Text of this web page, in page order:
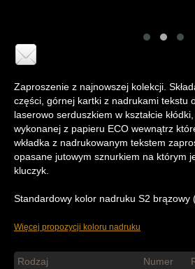
Zaproszenie z najnowszej kolekcji.
części, górnej kartki z nadrukami tekstu
laserowo serduszkiem w kształcie
wykonanej z papieru ECO wewnątrz
wkładka z nadrukowanym tekstem
opasane jutowym sznurkiem na którym
kluczyk.
Standardowy kolor nadruku S2 brązowy
Więcej propozycji koloru nadruku
Rodzaj Numer